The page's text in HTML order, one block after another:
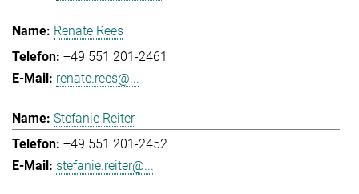
Renate Rees
+49 551 201-2461
renate.rees@...
Stefanie Reiter
+49 551 201-2452
stefanie.reiter@...